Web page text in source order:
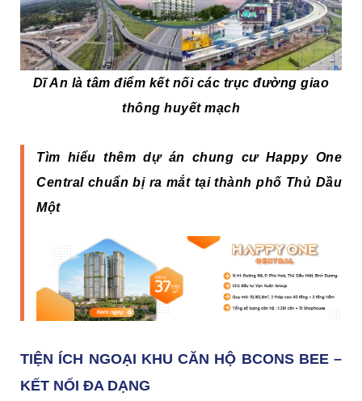
Dĩ An là tâm điểm kết nối các trục đường giao
thông huyết mạch
Tìm hiểu thêm dự án chung cư Happy One
Central chuẩn bị ra mắt tại thành phố Thủ Dầu
Một
TIỆN ÍCH NGOẠI KHU CĂN HỘ BCONS BEE –
KẾT NỐI ĐA DẠNG